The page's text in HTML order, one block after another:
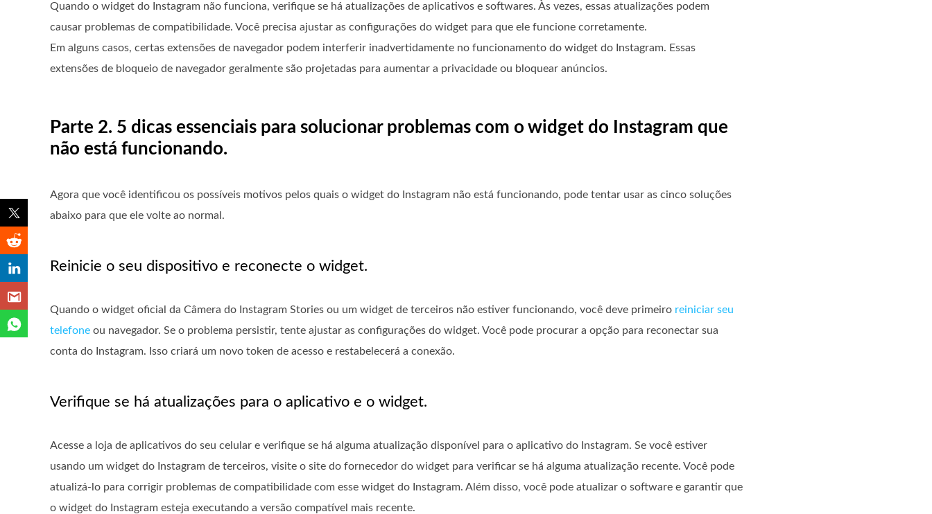
Quando o widget do Instagram não funciona, verifique se há atualizações de aplicativos e softwares. Às vezes, essas atualizações podem
causar problemas de compatibilidade. Você precisa ajustar as configurações do widget para que ele funcione corretamente.
Em alguns casos, certas extensões de navegador podem interferir inadvertidamente no funcionamento do widget do Instagram. Essas
extensões de bloqueio de navegador geralmente são projetadas para aumentar a privacidade ou bloquear anúncios.
Parte 2. 5 dicas essenciais para solucionar problemas com o widget do Instagram que
não está funcionando.
Agora que você identificou os possíveis motivos pelos quais o widget do Instagram não está funcionando, pode tentar usar as cinco soluções
abaixo para que ele volte ao normal.
Reinicie o seu dispositivo e reconecte o widget.
Quando o widget oficial da Câmera do Instagram Stories ou um widget de terceiros não estiver funcionando, você deve primeiro reiniciar seu
telefone ou navegador. Se o problema persistir, tente ajustar as configurações do widget. Você pode procurar a opção para reconectar sua
conta do Instagram. Isso criará um novo token de acesso e restabelecerá a conexão.
Verifique se há atualizações para o aplicativo e o widget.
Acesse a loja de aplicativos do seu celular e verifique se há alguma atualização disponível para o aplicativo do Instagram. Se você estiver
usando um widget do Instagram de terceiros, visite o site do fornecedor do widget para verificar se há alguma atualização recente. Você pode
atualizá-lo para corrigir problemas de compatibilidade com esse widget do Instagram. Além disso, você pode atualizar o software e garantir que
o widget do Instagram esteja executando a versão compatível mais recente.